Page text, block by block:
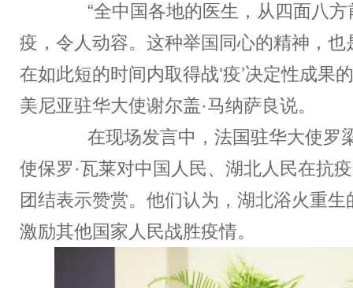
“全中国各地的医生，从四面八方
疫，令人动容。这种举国同心的精神，也
在如此短的时间内取得战‘疫’决定性成果
美尼亚驻华大使谢尔盖·马纳萨良说。
在现场发言中，法国驻华大使罗
使保罗·瓦莱对中国人民、湖北人民在抗
团结表示赞赏。他们认为，湖北浴火重生
激励其他国家人民战胜疫情。